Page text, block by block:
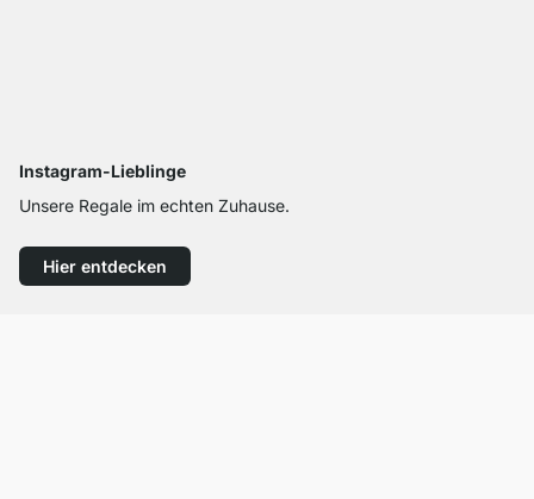
Instagram-Lieblinge
Unsere Regale im echten Zuhause.
Hier entdecken